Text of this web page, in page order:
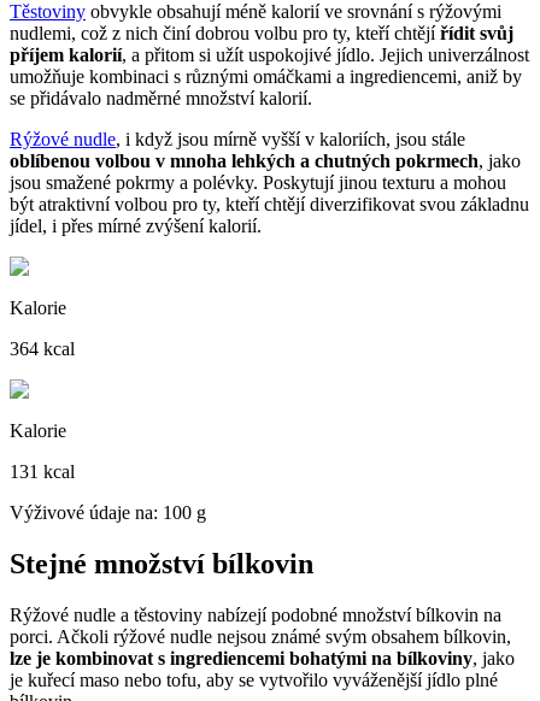
Těstoviny obvykle obsahují méně kalorií ve srovnání s rýžovými
nudlemi, což z nich činí dobrou volbu pro ty, kteří chtějířídit svůj
příjem kalorií, a přitom si užít uspokojivé jídlo. Jejich univerzálnost
umožňuje kombinaci s různými omáčkami a ingrediencemi, aniž by
se přidávalo nadměrné množství kalorií.
Rýžové nudle, i když jsou mírně vyšší v kaloriích, jsou stále
oblíbenou volbou v mnoha lehkých a chutných pokrmech, jako
jsou smažené pokrmy a polévky. Poskytují jinou texturu a mohou
být atraktivní volbou pro ty, kteří chtějí diverzifikovat svou základnu
jídel, i přes mírné zvýšení kalorií.
Kalorie
364 kcal
Kalorie
131 kcal
Výživové údaje na: 100 g
Stejné množství bílkovin
Rýžové nudle a těstoviny nabízejí podobné množství bílkovin na
porci. Ačkoli rýžové nudle nejsou známé svým obsahem bílkovin,
lze je kombinovat s ingrediencemi bohatými na bílkoviny, jako
je kuřecí maso nebo tofu, aby se vytvořilo vyváženější jídlo plné